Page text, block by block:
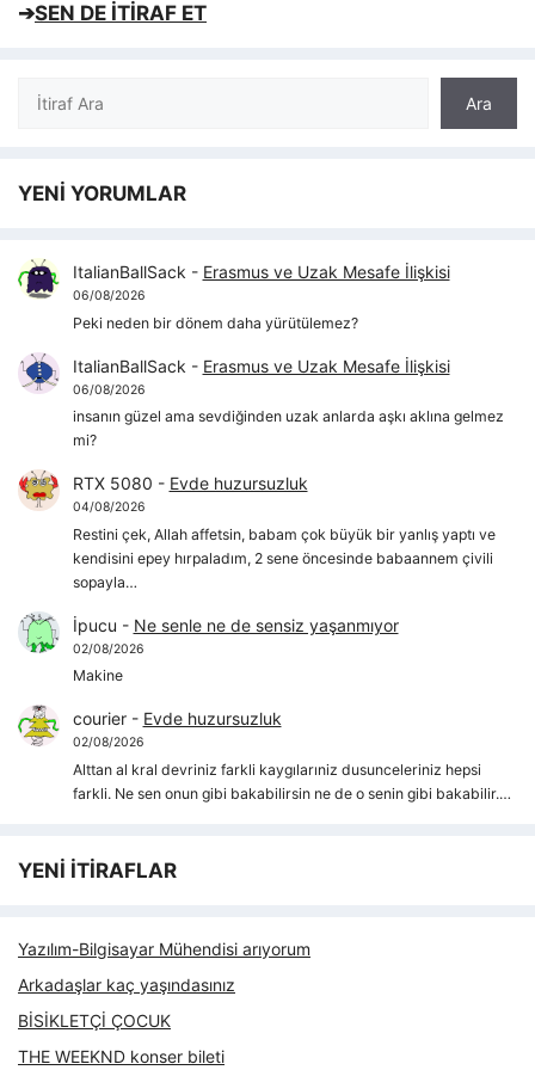
➔SEN DE İTİRAF ET
Ara
Ara
YENİ YORUMLAR
ItalianBallSack - Erasmus ve Uzak Mesafe İlişkisi
06/08/2026
Peki neden bir dönem daha yürütülemez?
ItalianBallSack - Erasmus ve Uzak Mesafe İlişkisi
06/08/2026
insanın güzel ama sevdiğinden uzak anlarda aşkı aklına gelmez
mi?
RTX 5080 - Evde huzursuzluk
04/08/2026
Restini çek, Allah affetsin, babam çok büyük bir yanlış yaptı ve
kendisini epey hırpaladım, 2 sene öncesinde babaannem çivili
sopayla…
İpucu - Ne senle ne de sensiz yaşanmıyor
02/08/2026
Makine
courier- Evde huzursuzluk
02/08/2026
Alttan al kral devriniz farkli kaygılarıniz dusunceleriniz hepsi
farkli. Ne sen onun gibi bakabilirsin ne de o senin gibi bakabilir.…
YENİ İTİRAFLAR
Yazılım-Bilgisayar Mühendisi arıyorum
Arkadaşlar kaç yaşındasınız
BİSİKLETÇİ ÇOCUK
THE WEEKND konser bileti